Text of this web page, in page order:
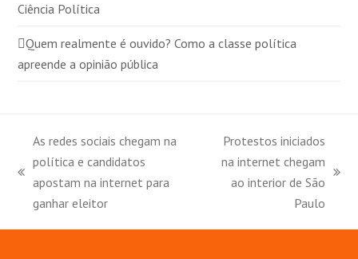
Ciência Política
Quem realmente é ouvido? Como a classe política
apreende a opinião pública
previous
post:
As redes sociais chegam na
política e candidatos
apostam na internet para
ganhar eleitor
next
Protestos iniciados
na internet chegam
ao interior de São
Paulo